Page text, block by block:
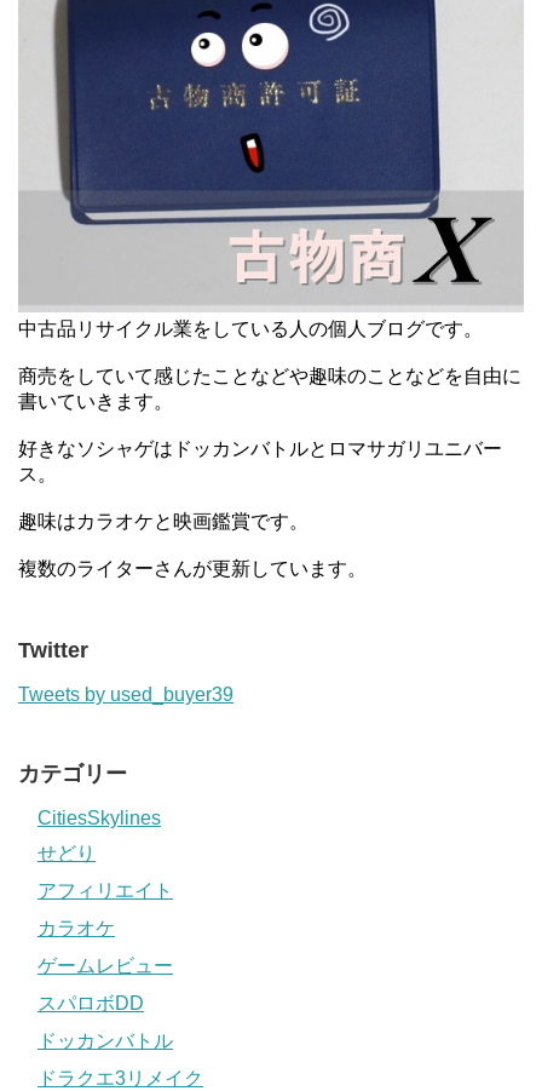
中古品リサイクル業をしている人の個人ブログです。
商売をしていて感じたことなどや趣味のことなどを自由に
書いていきます。
好きなソシャゲはドッカンバトルとロマサガリユニバー
ス。
趣味はカラオケと映画鑑賞です。
複数のライターさんが更新しています。
Twitter
Tweets by used_buyer39
カテゴリー
CitiesSkylines
せどり
アフィリエイト
カラオケ
ゲームレビュー
スパロボDD
ドッカンバトル
ドラクエ3リメイク